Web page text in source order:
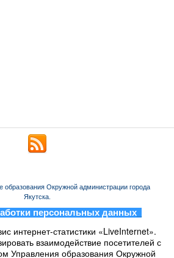
образования Окружной администрации города
Якутска.
персональных данных
интернет-статистики «LiveInternet».
взаимодействие посетителей с
Управления образования Окружной